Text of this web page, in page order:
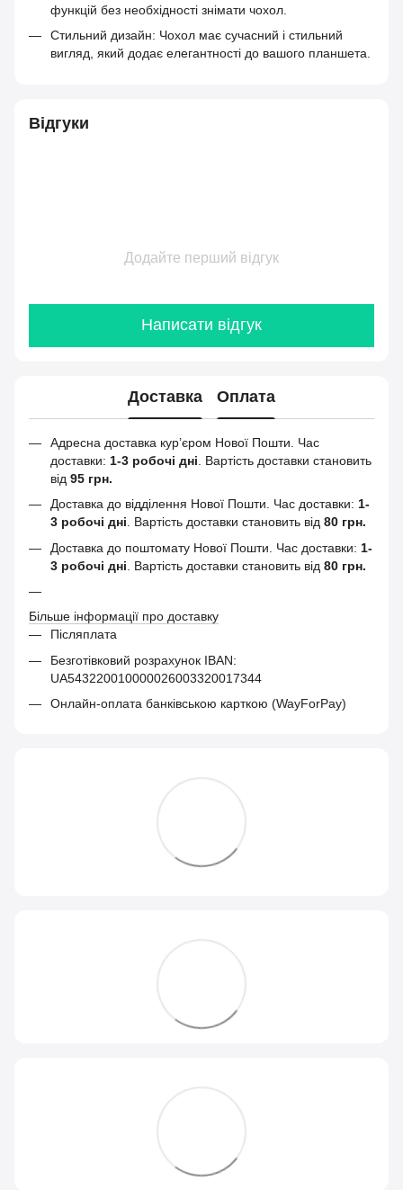
функцій без необхідності знімати чохол.
Стильний дизайн: Чохол має сучасний і стильний
вигляд, який додає елегантності до вашого планшета.
Відгуки
Додайте перший відгук
Написати відгук
Доставка Оплата
Адресна доставка кур’єром Нової Пошти.
Час
доставки: 1-3 робочі дні . Вартість доставки становить
від 95 грн.
Доставка до відділення Нової Пошти. Час доставки: 1-
3 робочі дні . Вартість доставки становить від 80 грн.
Доставка до поштомату Нової Пошти. Час доставки: 1-
3 робочі дні . Вартість доставки становить від 80 грн.
Більше інформації про доставку
Післяплата
Безготівковий розрахунок IBAN:
UA543220010000026003320017344
Онлайн-оплата банківською карткою (WayForPay)